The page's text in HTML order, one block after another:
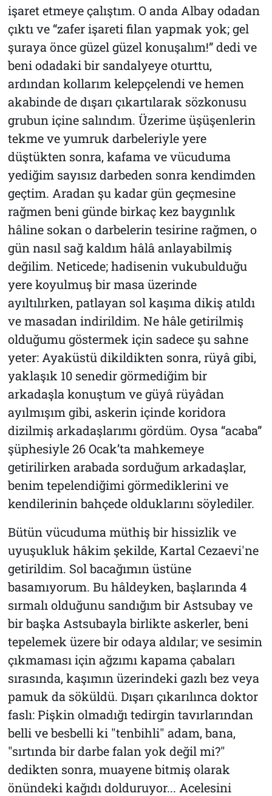
işaret etmeye çalıştım. O anda Albay odadan
çıktı ve “zafer işareti filan yapmak yok; gel
şuraya önce güzel güzel konuşalım!” dedi ve
beni odadaki bir sandalyeye oturttu,
ardından kollarım kelepçelendi ve hemen
akabinde de dışarı çıkartılarak sözkonusu
grubun içine salındım. Üzerime üşüşenlerin
tekme ve yumruk darbeleriyle yere
düştükten sonra, kafama ve vücuduma
yediğim sayısız darbeden sonra kendimden
geçtim. Aradan şu kadar gün geçmesine
rağmen beni günde birkaç kez baygınlık
hâline sokan o darbelerin tesirine rağmen, o
gün nasıl sağ kaldım hâlâ anlayabilmiş
değilim. Neticede; hadisenin vukubulduğu
yere koyulmuş bir masa üzerinde
ayıltılırken, patlayan sol kaşıma dikiş atıldı
ve masadan indirildim. Ne hâle getirilmiş
olduğumu göstermek için sadece şu sahne
yeter: Ayaküstü dikildikten sonra, rüyâ gibi,
yaklaşık 10 senedir görmediğim bir
arkadaşla konuştum ve güyâ rüyâdan
ayılmışım gibi, askerin içinde koridora
dizilmiş arkadaşlarımı gördüm. Oysa “acaba”
şüphesiyle 26 Ocak’ta mahkemeye
getirilirken arabada sorduğum arkadaşlar,
benim tepelendiğimi görmediklerini ve
kendilerinin bahçede olduklarını söylediler.
Bütün vücuduma müthiş bir hissizlik ve
uyuşukluk hâkim şekilde, Kartal Cezaevi'ne
getirildim. Sol bacağımın üstüne
basamıyorum. Bu hâldeyken, başlarında 4
sırmalı olduğunu sandığım bir Astsubay ve
bir başka Astsubayla birlikte askerler, beni
tepelemek üzere bir odaya aldılar; ve sesimin
çıkmaması için ağzımı kapama çabaları
sırasında, kaşımın üzerindeki gazlı bez veya
pamuk da söküldü. Dışarı çıkarılınca doktor
faslı: Pişkin olmadığı tedirgin tavırlarından
belli ve besbelli ki "tenbihli" adam, bana,
"sırtında bir darbe falan yok değil mi?"
dedikten sonra, muayene bitmiş olarak
önündeki kağıdı dolduruyor... Acelesini